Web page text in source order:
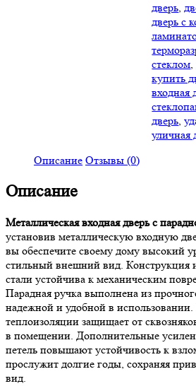
дверь,
дверь с
стеклом,
купить
входная
дверь,
уличная
Описание Отзывы (0)
Описание
Металлическая входная дверь с
установив металлическую входную
вы обеспечите своему дому высокий
стильный внешний вид. Конструкция
стали устойчива к механическим
Парадная ручка выполнена из
надежной и удобной в
теплоизоляции защищает от
в помещении. Дополнительные
петель повышают устойчивость к
прослужит долгие годы, сохраняя
вид.